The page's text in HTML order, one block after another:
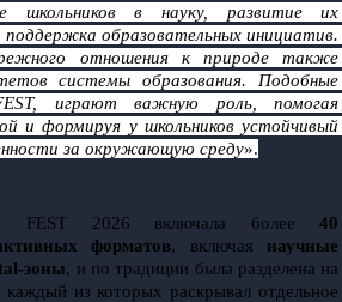
школьников в науку, развитие их
поддержка образовательных инициатив.
отношения к природе также
системы образования. Подобные
играют важную роль, помогая
и формируя у школьников устойчивый
за окружающую среду».
FEST 2026 включала более 40
форматов, включая научные
зоны, и по традиции была разделена на
каждый из которых раскрывал отдельное